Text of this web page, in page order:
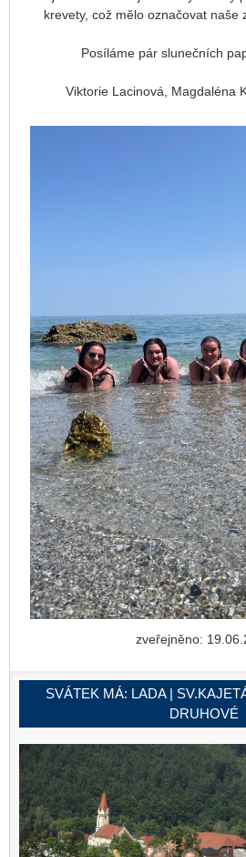
krevety, což mělo označovat naše
Posíláme pár slunečních
Viktorie Lacinová, Magdaléna
zveřejněno:
SVÁTEK MÁ: LADA |
DRUHOVÉ